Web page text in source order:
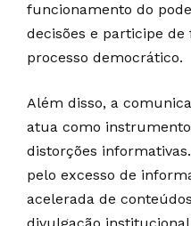
funcionamento do
decisões e participe
processo democrático.
Além disso, a
atua como
distorções
pelo excesso de
acelerada de
divulgação